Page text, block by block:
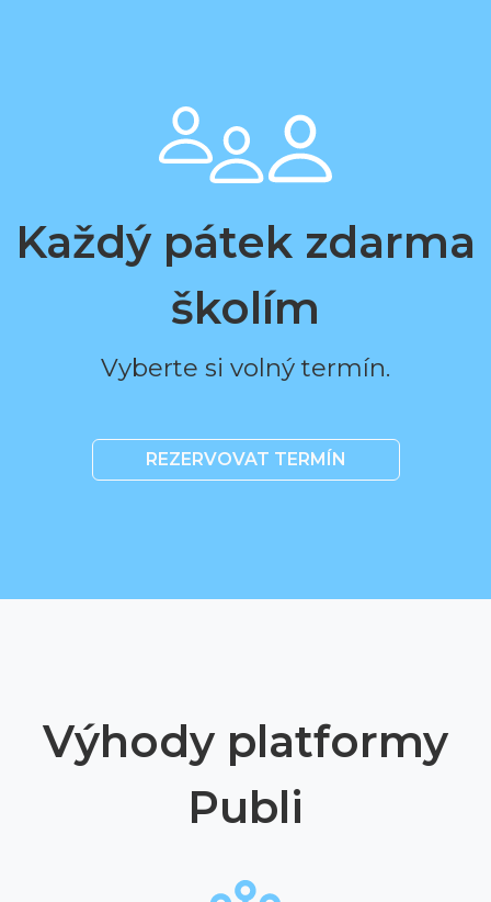
Každý pátek zdarma
školím
Vyberte si volný termín.
REZERVOVAT TERMÍN
Výhody platformy
Publi